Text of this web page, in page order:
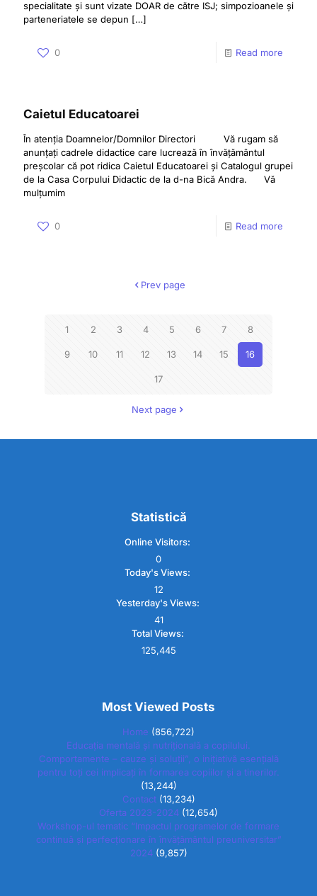
specialitate și sunt vizate DOAR de către ISJ; simpozioanele și
parteneriatele se depun […]
0 Read more
Caietul Educatoarei
În atenția Doamnelor/Domnilor Directori Vă rugam să
anunțați cadrele didactice care lucrează în învățământul
preșcolar că pot ridica Caietul Educatoarei și Catalogul grupei
de la Casa Corpului Didactic de la d-na Bică Andra. Vă
mulțumim
0 Read more
Prev page
1 2 3 4 5 6 7 8
9 10 11 12 13 14 15 16
17
Next page
Statistică
Online Visitors:
0
Today's Views:
12
Yesterday's Views:
41
Total Views:
125,445
Most Viewed Posts
Home (856,722)
Educația mentală și nutrițională a copilului.
Comportamente – cauze și soluții”, o inițiativă esențială
pentru toți cei implicați în formarea copiilor și a tinerilor.
(13,244)
Contact (13,234)
Oferta 2023-2024 (12,654)
Workshop-ul tematic “Impactul programelor de formare
continuă și perfecționare în învățământul preuniversitar”
2024 (9,857)